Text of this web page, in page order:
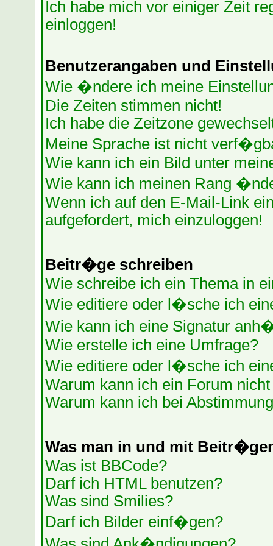
Ich habe mich vor einiger Zeit
einloggen!
Benutzerangaben und
Wie �ndere ich meine
Die Zeiten stimmen nicht!
Ich habe die Zeitzone
Meine Sprache ist nicht
Wie kann ich ein Bild unter
Wie kann ich meinen Rang
Wenn ich auf den E-Mail-Link
aufgefordert, mich einzuloggen!
Beitr�ge schreiben
Wie schreibe ich ein Thema in
Wie editiere oder l�sche ich
Wie kann ich eine Signatur
Wie erstelle ich eine Umfrage?
Wie editiere oder l�sche ich
Warum kann ich ein Forum
Warum kann ich bei
Was man in und mit
Was ist BBCode?
Darf ich HTML benutzen?
Was sind Smilies?
Darf ich Bilder einf�gen?